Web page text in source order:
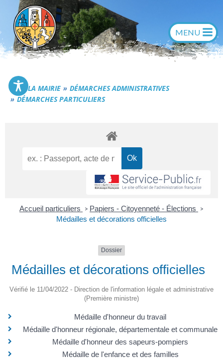
contenu
Commune de Générac
LA MAIRIE
DÉMARCHES ADMINISTRATIVES
DÉMARCHES PARTICULIERS
Accueil particuliers > Papiers - Citoyenneté - Élections >
Médailles et décorations officielles
Dossier
Médailles et décorations officielles
Vérifié le 11/04/2022 - Direction de l'information légale et administrative
(Première ministre)
Médaille d'honneur du travail
Médaille d'honneur régionale, départementale et communale
Médaille d'honneur des sapeurs-pompiers
Médaille de l'enfance et des familles